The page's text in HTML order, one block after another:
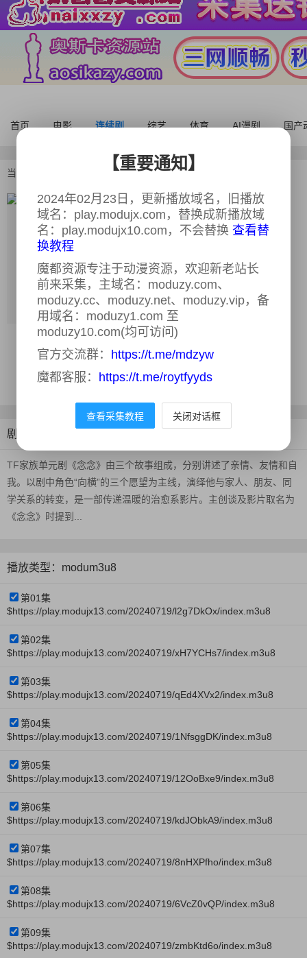
首页 电影 连续剧 综艺 体育 AI漫剧 国产
当前位置： 连续剧>念念
念念
全11集
又名：念念
主演：马嘉祺,宫政,丁程鑫,敖子逸,宋亚轩,
刘耀文,张真源,贺峻霖,李天泽,陈玺达,陈泗
旭,宋文嘉,邓佳鑫
类型：悬疑,奇幻,冒险
年份：2018
地区：中国大陆
更新时间：2024-07-20
剧情介绍
TF家族单元剧《念念》由三个故事组成，分别讲述了亲情、友情和自
我。以剧中角色“向横”的三个愿望为主线，演绎他与家人、朋友、同
学关系的转变，是一部传递温暖的治愈系影片。主创谈及影片取名为
《念念》时提到...
播放类型：modum3u8
第01集
$https://play.modujx13.com/20240719/l2g7DkOx/index.m3u8
第02集
$https://play.modujx13.com/20240719/xH7YCHs7/index.m3u8
第03集
$https://play.modujx13.com/20240719/qEd4XVx2/index.m3u8
第04集
$https://play.modujx13.com/20240719/1NfsggDK/index.m3u8
第05集
$https://play.modujx13.com/20240719/12OoBxe9/index.m3u8
第06集
$https://play.modujx13.com/20240719/kdJObkA9/index.m3u8
第07集
$https://play.modujx13.com/20240719/8nHXPfho/index.m3u8
第08集
$https://play.modujx13.com/20240719/6VcZ0vQP/index.m3u8
第09集
$https://play.modujx13.com/20240719/zmbKtd6o/index.m3u8
【重要通知】
2024年02月23日，更新播放域名，旧播放
域名：play.modujx.com，替换成新播放域
名：play.modujx10.com，不会替换 查看替
换教程
魔都资源专注于动漫资源，欢迎新老站长
前来采集，主域名：moduzy.com、
moduzy.cc、moduzy.net、moduzy.vip，备
用域名：moduzy1.com 至
moduzy10.com(均可访问)
官方交流群： https://t.me/mdzyw
魔都客服： https://t.me/roytfyyds
查看采集教程 关闭对话框